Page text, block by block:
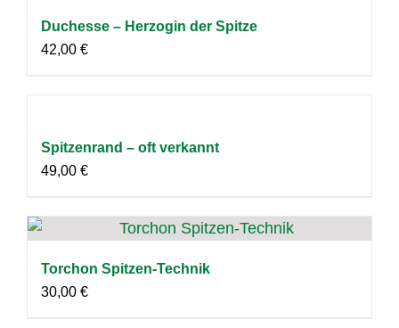
Duchesse – Herzogin der Spitze
42,00 €
Spitzenrand – oft verkannt
49,00 €
Torchon Spitzen-Technik
30,00 €